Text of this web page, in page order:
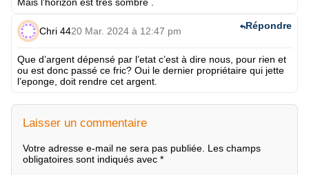
Mais l’horizon est très sombre .
Chri 4420 Mar. 2024 à 12:47 pm
Que d’argent dépensé par l’etat c’est à dire nous, pour rien et
ou est donc passé ce fric? Oui le dernier propriétaire qui jette
l’eponge, doit rendre cet argent.
Répondre
Laisser un commentaire
Votre adresse e-mail ne sera pas publiée. Les champs
obligatoires sont indiqués avec *